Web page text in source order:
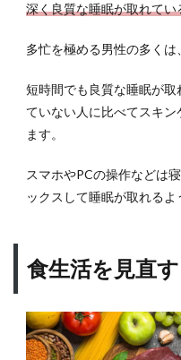
深く良質な睡眠が取れてい
多忙を極める男性の多くは
短時間でも良質な睡眠が
ていない人に比べてスキ
ます。
スマホやPCの操作などは
ックスして睡眠が取れるよ
食生活を見直す